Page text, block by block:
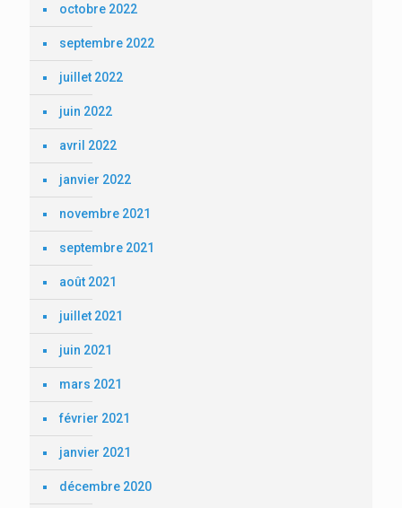
octobre 2022
septembre 2022
juillet 2022
juin 2022
avril 2022
janvier 2022
novembre 2021
septembre 2021
août 2021
juillet 2021
juin 2021
mars 2021
février 2021
janvier 2021
décembre 2020